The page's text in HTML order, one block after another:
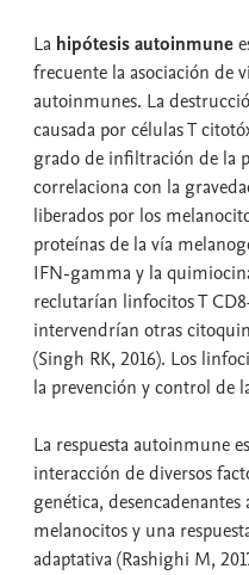
La hipótesis autoinmune
frecuente la asociación de
autoinmunes. La
causada por células T
grado de infiltración de la
correlaciona con la
liberados por los
proteínas de la vía
IFN-gamma y la
reclutarían linfocitos T
intervendrían otras
(Singh RK, 2016). Los
la prevención y control de
La respuesta autoinmune
interacción de diversos
genética,
melanocitos y una
adaptativa (Rashighi M,